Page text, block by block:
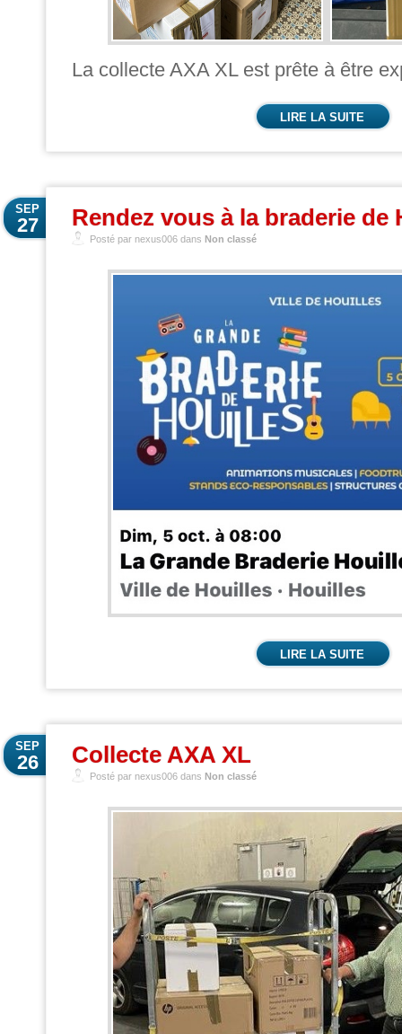
La collecte AXA XL est prête à être
LIRE LA SUITE
Rendez vous à la braderie de
SEP
27
Posté par nexus006 dans Non classé
LIRE LA SUITE
Collecte AXA XL
SEP
26
Posté par nexus006 dans Non classé